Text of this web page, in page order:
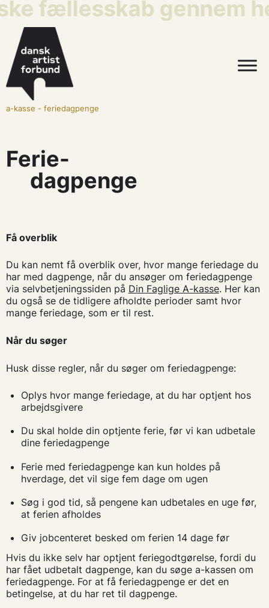
fællesskab gennem
a-kasse - feriedagpenge
Ferie-
dagpenge
Få overblik
Du kan nemt få overblik over, hvor mange feriedage du
har med dagpenge, når du ansøger om feriedagpenge
via selvbetjeningssiden på Din Faglige A-kasse. Her kan
du også se de tidligere afholdte perioder samt hvor
mange feriedage, som er til rest.
Når du søger
Husk disse regler, når du søger om feriedagpenge:
Oplys hvor mange feriedage, at du har optjent hos
arbejdsgivere
Du skal holde din optjente ferie, før vi kan udbetale
dine feriedagpenge
Ferie med feriedagpenge kan kun holdes på
hverdage, det vil sige fem dage om ugen
Søg i god tid, så pengene kan udbetales en uge før,
at ferien afholdes
Giv jobcenteret besked om ferien 14 dage før
Hvis du ikke selv har optjent feriegodtgørelse, fordi du
har fået udbetalt dagpenge, kan du søge a-kassen om
feriedagpenge. For at få feriedagpenge er det en
betingelse, at du har ret til dagpenge.